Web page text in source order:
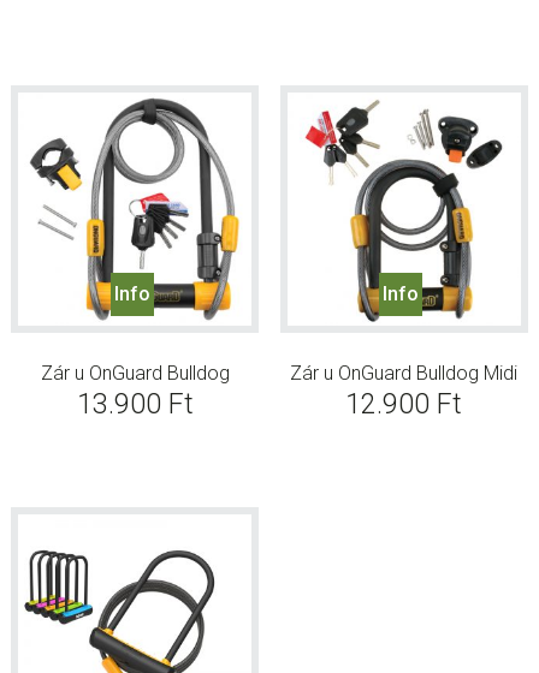
Info
Zár u OnGuard Bulldog
13.900 Ft
Info
Zár u OnGuard Bulldog Midi
12.900 Ft